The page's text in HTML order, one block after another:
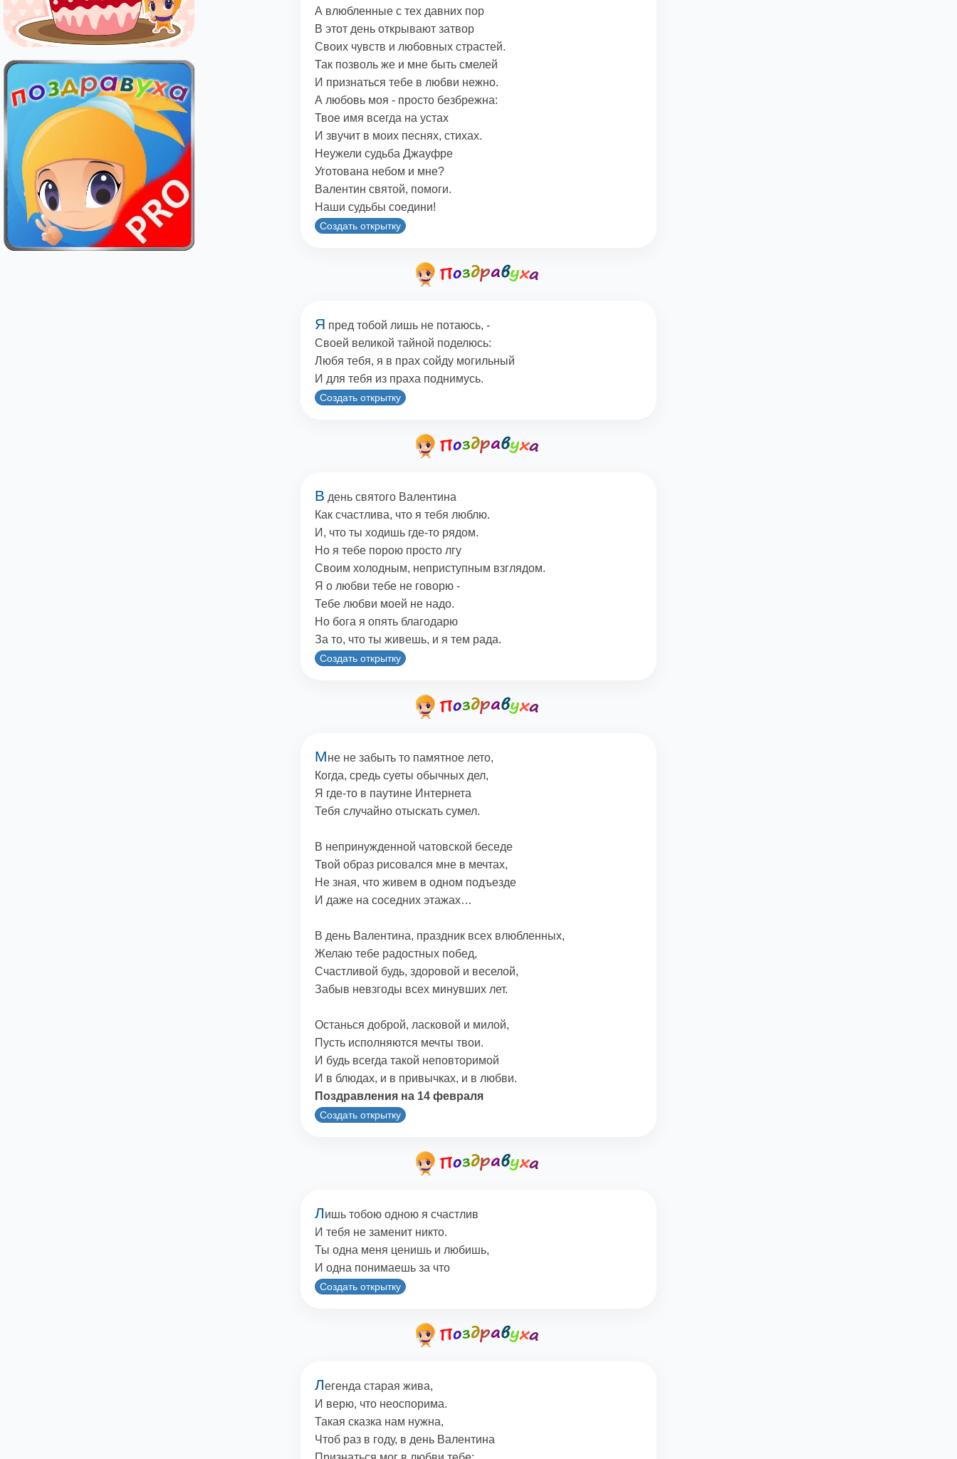
А влюбленные с тех давних пор
В этот день открывают затвор
Своих чувств и любовных страстей.
Так позволь же и мне быть смелей
И признаться тебе в любви нежно.
А любовь моя - просто безбрежна:
Твое имя всегда на устах
И звучит в моих песнях, стихах.
Неужели судьба Джауфре
Уготована небом и мне?
Валентин святой, помоги.
Наши судьбы соедини!
Создать открытку
Я пред тобой лишь не потаюсь, -
Своей великой тайной поделюсь:
Любя тебя, я в прах сойду могильный
И для тебя из праха поднимусь.
Создать открытку
В день святого Валентина
Как счастлива, что я тебя люблю.
И, что ты ходишь где-то рядом.
Но я тебе порою просто лгу
Своим холодным, неприступным взглядом.
Я о любви тебе не говорю -
Тебе любви моей не надо.
Но бога я опять благодарю
За то, что ты живешь, и я тем рада.
Создать открытку
Мне не забыть то памятное лето,
Когда, средь суеты обычных дел,
Я где-то в паутине Интернета
Тебя случайно отыскать сумел.
В непринужденной чатовской беседе
Твой образ рисовался мне в мечтах,
Не зная, что живем в одном подъезде
И даже на соседних этажах…
В день Валентина, праздник всех влюбленных,
Желаю тебе радостных побед,
Счастливой будь, здоровой и веселой,
Забыв невзгоды всех минувших лет.
Останься доброй, ласковой и милой,
Пусть исполняются мечты твои.
И будь всегда такой неповторимой
И в блюдах, и в привычках, и в любви.
Поздравления на 14 февраля
Создать открытку
Лишь тобою одною я счастлив
И тебя не заменит никто.
Ты одна меня ценишь и любишь,
И одна понимаешь за что
Создать открытку
Легенда старая жива,
И верю, что неоспорима.
Такая сказка нам нужна,
Чтоб раз в году, в день Валентина